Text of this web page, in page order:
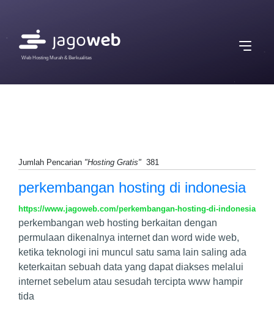
Web Hosting Murah & Berkualitas
Jumlah Pencarian "Hosting Gratis" 381
perkembangan hosting di indonesia
https://www.jagoweb.com/perkembangan-hosting-di-indonesia
perkembangan web hosting berkaitan dengan
permulaan dikenalnya internet dan word wide web,
ketika teknologi ini muncul satu sama lain saling ada
keterkaitan sebuah data yang dapat diakses melalui
internet sebelum atau sesudah tercipta www hampir
tida